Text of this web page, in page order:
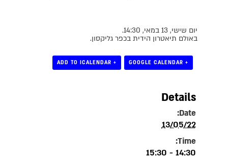
יום שישי, 13 במאי, 14:30.
באולם תיאטרון הידית בכפר גליקסון.
+ GOOGLE CALENDAR
+ ADD TO ICALENDAR
Details
Date:
13/05/22
Time:
14:30 - 15:30